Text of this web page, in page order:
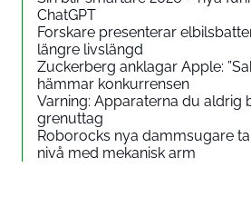
ChatGPT
Forskare presenterar
längre livslängd
Zuckerberg anklagar Apple:
hämmar konkurrensen
Varning: Apparaterna du aldrig
grenuttag
Roborocks nya dammsugare
nivå med mekanisk arm